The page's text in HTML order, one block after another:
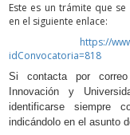
Este es un trámite que
en el siguiente enlace:
https://
idConvocatoria=818
Si contacta por
Innovación y
identificarse siempre
indicándolo en el asunto